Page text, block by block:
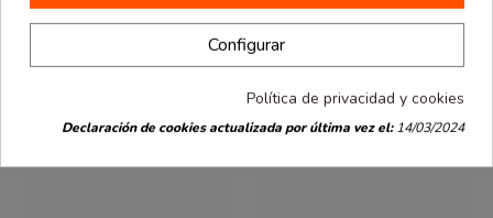
Los clientes que compraron este producto
Configurar
Política de privacidad y cookies
Declaración de cookies actualizada por última vez el:14/03/2024